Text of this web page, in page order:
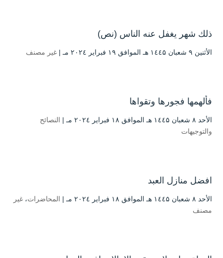
ذلك شهر يغفل عنه الناس (نص)
الأثنين ۹ شعبان ۱٤٤۵ هـ الموافق ۱۹ فبراير ۲۰۲٤ مـ | غير مصنف
فألهمها فجورها وتقواها
الأحد ۸ شعبان ۱٤٤۵ هـ الموافق ۱۸ فبراير ۲۰۲٤ مـ |
النصائح
والتوجيهات
افضل منازل العبد
الأحد ۸ شعبان ۱٤٤۵ هـ الموافق ۱۸ فبراير ۲۰۲٤ مـ | المحاضرات، غير
مصنف